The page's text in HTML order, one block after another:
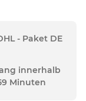
- Paket DE
innerhalb
Minuten